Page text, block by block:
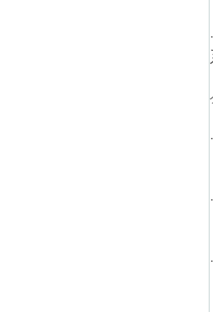
·
·
·
·